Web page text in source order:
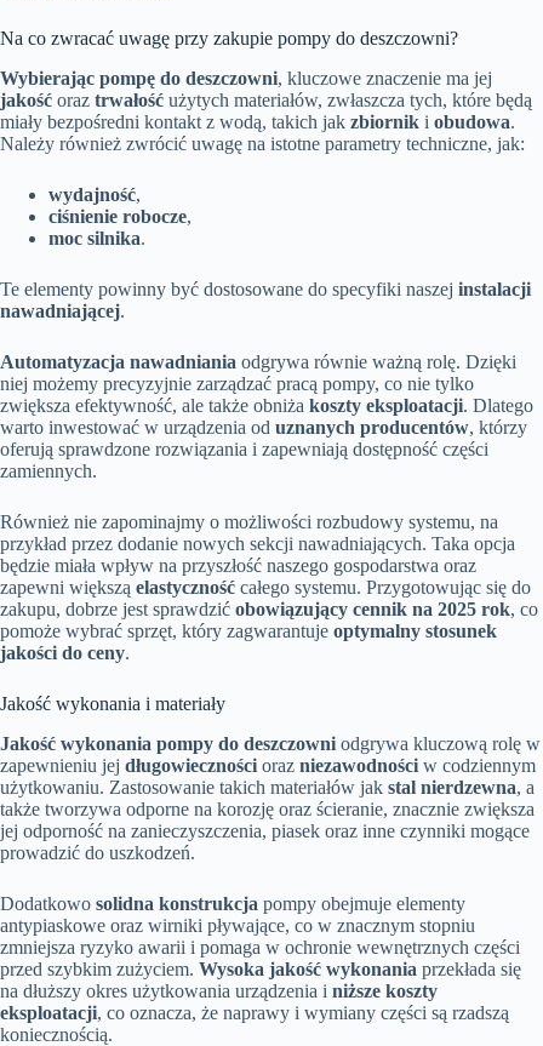
Na co zwracać uwagę przy zakupie pompy do deszczowni?
Wybierając pompę do deszczowni, kluczowe znaczenie ma jej
jakość oraz trwałość użytych materiałów, zwłaszcza tych, które będą
miały bezpośredni kontakt z wodą, takich jak zbiornik i obudowa.
Należy również zwrócić uwagę na istotne parametry techniczne, jak:
wydajność,
ciśnienie robocze,
moc silnika.
Te elementy powinny być dostosowane do specyfiki naszej instalacji
nawadniającej.
Automatyzacja nawadniania odgrywa równie ważną rolę. Dzięki
niej możemy precyzyjnie zarządzać pracą pompy, co nie tylko
zwiększa efektywność, ale także obniża koszty eksploatacji. Dlatego
warto inwestować w urządzenia od uznanych producentów, którzy
oferują sprawdzone rozwiązania i zapewniają dostępność części
zamiennych.
Również nie zapominajmy o możliwości rozbudowy systemu, na
przykład przez dodanie nowych sekcji nawadniających. Taka opcja
będzie miała wpływ na przyszłość naszego gospodarstwa oraz
zapewni większą elastyczność całego systemu. Przygotowując się do
zakupu, dobrze jest sprawdzić obowiązujący cennik na 2025 rok, co
pomoże wybrać sprzęt, który zagwarantuje optymalny stosunek
jakości do ceny.
Jakość wykonania i materiały
Jakość wykonania pompy do deszczowni odgrywa kluczową rolę w
zapewnieniu jej długowieczności oraz niezawodności w codziennym
użytkowaniu. Zastosowanie takich materiałów jak stal nierdzewna, a
także tworzywa odporne na korozję oraz ścieranie, znacznie zwiększa
jej odporność na zanieczyszczenia, piasek oraz inne czynniki mogące
prowadzić do uszkodzeń.
Dodatkowo solidna konstrukcja pompy obejmuje elementy
antypiaskowe oraz wirniki pływające, co w znacznym stopniu
zmniejsza ryzyko awarii i pomaga w ochronie wewnętrznych części
przed szybkim zużyciem. Wysoka jakość wykonania przekłada się
na dłuższy okres użytkowania urządzenia i niższe koszty
eksploatacji, co oznacza, że naprawy i wymiany części są rzadszą
koniecznością.